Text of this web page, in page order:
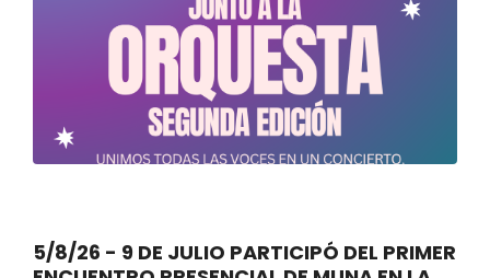
5/8/26 - 9 DE JULIO PARTICIPÓ DEL PRIMER